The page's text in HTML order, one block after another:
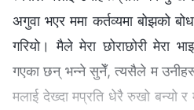
अगुवा भएर ममा कर्तव्यमा बोझको
गरियो। मैले मेरा छोराछोरी मेरा
गएका छन् भन्ने सुनेँ, त्यसैले म
मलाई देख्दा मप्रति धेरै रुखो